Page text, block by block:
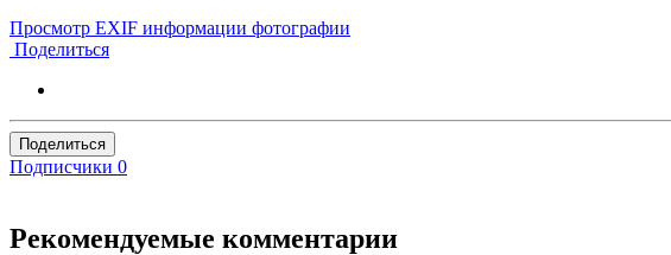
Просмотр EXIF информации фотографии
Поделиться
Поделиться
Подписчики 0
Рекомендуемые комментарии